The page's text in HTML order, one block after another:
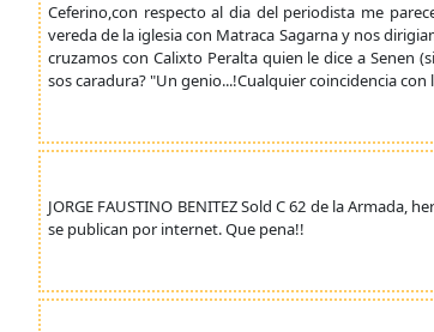
Ceferino,con respecto al dia del periodista me
vereda de la iglesia con Matraca Sagarna y nos
cruzamos con Calixto Peralta quien le dice a Senen
sos caradura? "Un genio...!Cualquier coincidencia
JORGE FAUSTINO BENITEZ Sold C 62 de la
se publican por internet. Que pena!!